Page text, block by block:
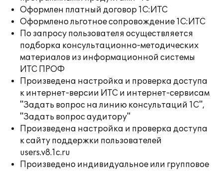
Оформлен платный договор 1С:ИТС
Оформлено льготное сопровождение 1С:ИТС
По запросу пользователя осуществляется
подборка консультационно-методических
материалов из информационной системы
ИТС ПРОФ
Произведена настройка и проверка доступа
к интернет-версии ИТС и интернет-сервисам
"Задать вопрос на линию консультаций 1С",
"Задать вопрос аудитору"
Произведена настройка и проверка доступа
к сайту поддержки пользователей
users.v8.1c.ru
Произведено индивидуальное или групповое